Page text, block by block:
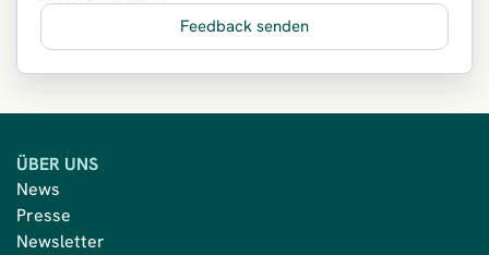
Feedback senden
ÜBER UNS
News
Presse
Newsletter